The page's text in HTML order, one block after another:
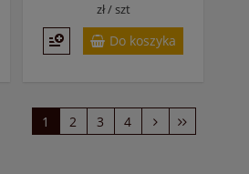
zł /szt
Do koszyka
1 2 3 4